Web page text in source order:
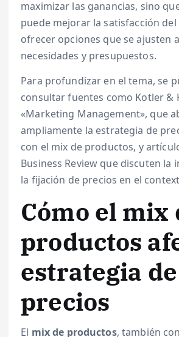
maximizar las ganancias, sino
puede mejorar la satisfacción del
ofrecer opciones que se ajusten
necesidades y presupuestos.
Para profundizar en el tema, se
consultar fuentes como Kotler &
«Marketing Management», que
ampliamente la estrategia de
con el mix de productos, y
Business Review que discuten la
la fijación de precios en el
Cómo el mix
productos
estrategia de
precios
El mix de productos, también